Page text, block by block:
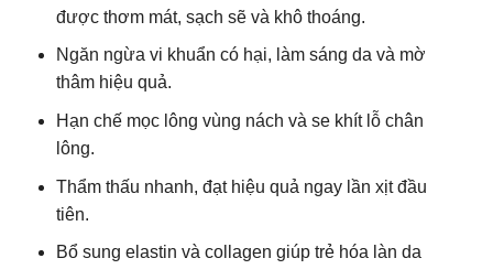
được thơm mát, sạch sẽ và khô thoáng.
Ngăn ngừa vi khuẩn có hại, làm sáng da và mờ
thâm hiệu quả.
Hạn chế mọc lông vùng nách và se khít lỗ chân
lông.
Thẩm thấu nhanh, đạt hiệu quả ngay lần xịt đầu
tiên.
Bổ sung elastin và collagen giúp trẻ hóa làn da